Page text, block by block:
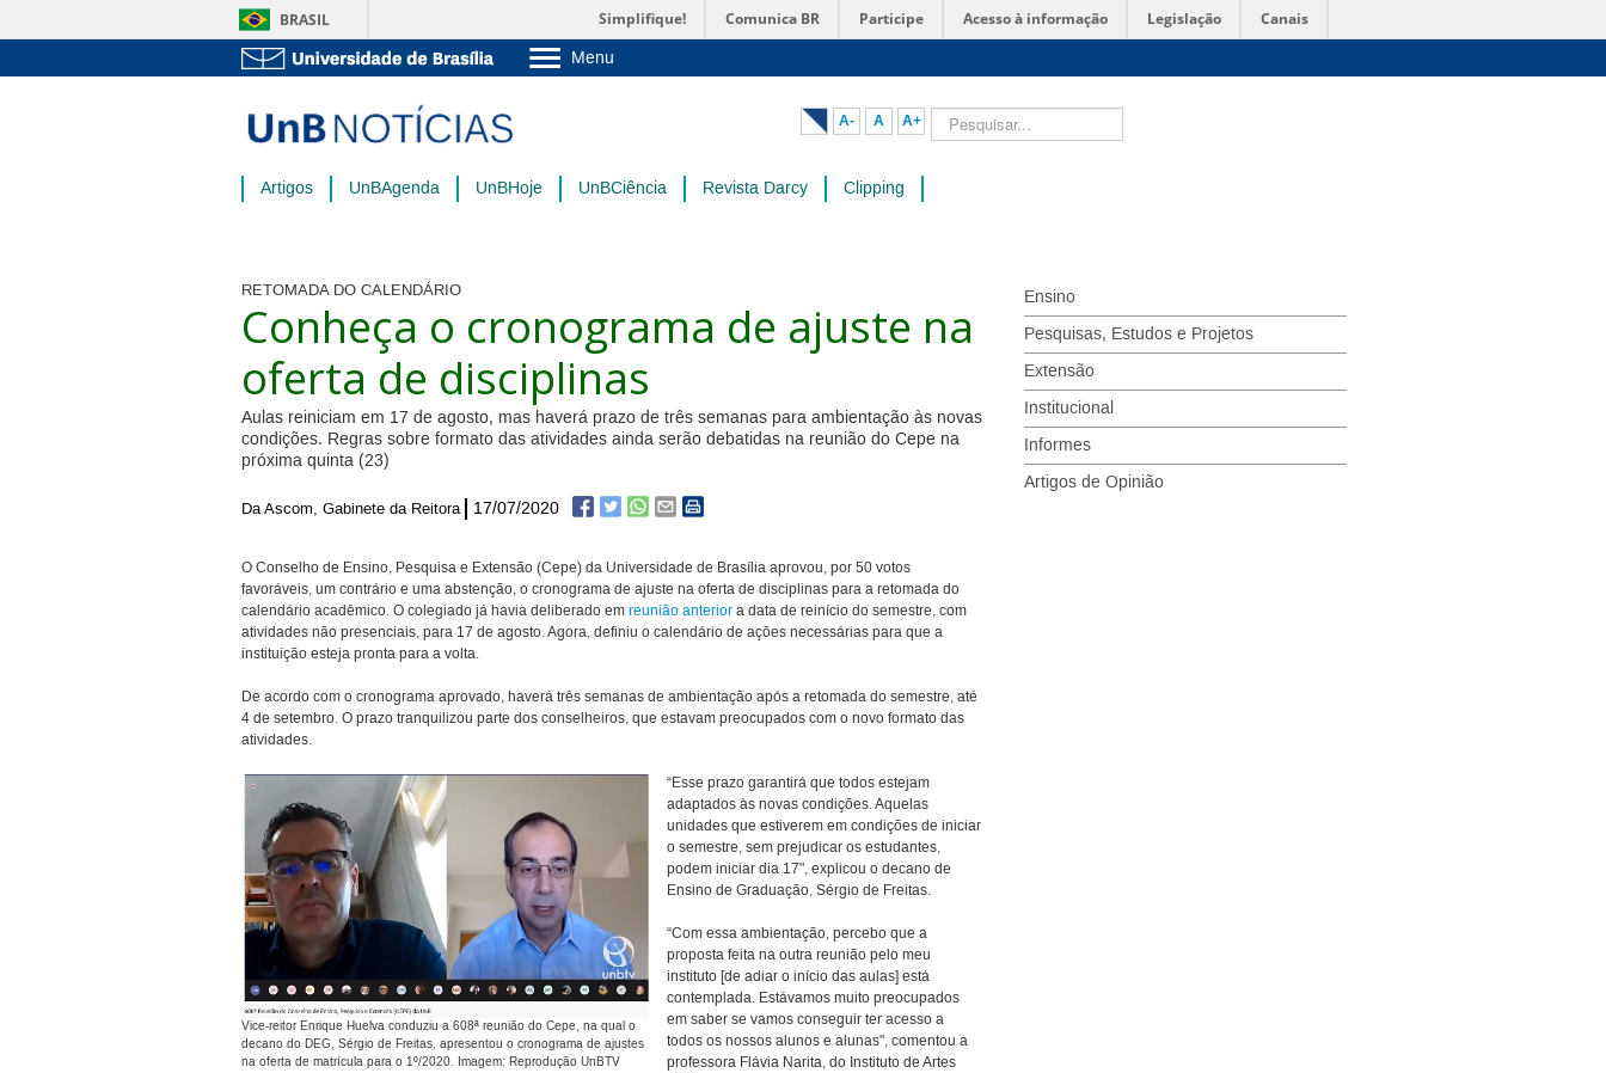
BRASIL Simplifique! Comunica BR Participe Acesso à informação Legislação Canais
Menu
Pós-Graduação
Administração
A- A A+ Pesquisar...
Artigos UnBAgenda UnBHoje UnBCiência Revista Darcy Clipping
RETOMADA DO CALENDÁRIO
Conheça o cronograma de ajuste na
oferta de disciplinas
Aulas reiniciam em 17 de agosto, mas haverá prazo de três semanas para ambientação às novas
condições. Regras sobre formato das atividades ainda serão debatidas na reunião do Cepe na
próxima quinta (23)
Da Ascom, Gabinete da Reitora 17/07/2020
O Conselho de Ensino, Pesquisa e Extensão (Cepe) da Universidade de Brasília aprovou, por 50 votos
favoráveis, um contrário e uma abstenção, o cronograma de ajuste na oferta de disciplinas para a retomada do
calendário acadêmico. O colegiado já havia deliberado em reunião anterior a data de reinício do semestre, com
atividades não presenciais, para 17 de agosto. Agora, definiu o calendário de ações necessárias para que a
instituição esteja pronta para a volta.
De acordo com o cronograma aprovado, haverá três semanas de ambientação após a retomada do semestre, até
4 de setembro. O prazo tranquilizou parte dos conselheiros, que estavam preocupados com o novo formato das
atividades.
Vice-reitor Enrique Huelva conduziu a 608ª reunião do Cepe, na qual o
decano do DEG, Sérgio de Freitas, apresentou o cronograma de ajustes
na oferta de matrícula para o 1º/2020. Imagem: Reprodução UnBTV
“Esse prazo garantirá que todos estejam
adaptados às novas condições. Aquelas
unidades que estiverem em condições de iniciar
o semestre, sem prejudicar os estudantes,
podem iniciar dia 17", explicou o decano de
Ensino de Graduação, Sérgio de Freitas.
“Com essa ambientação, percebo que a
proposta feita na outra reunião pelo meu
instituto [de adiar o início das aulas] está
contemplada. Estávamos muito preocupados
em saber se vamos conseguir ter acesso a
todos os nossos alunos e alunas", comentou a
professora Flávia Narita, do Instituto de Artes
Ensino
Pesquisas, Estudos e Projetos
Extensão
Institucional
Informes
Artigos de Opinião